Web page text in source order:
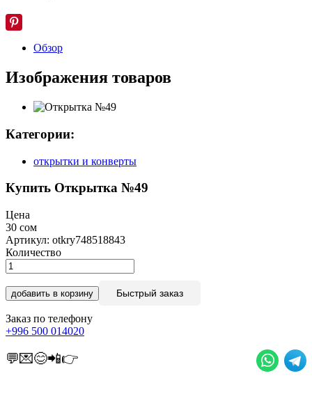
Обзор
Изображения товаров
Категории:
открытки и конверты
Купить Открытка №49
Цена
30 сом
Артикул: otkry748518843
Количество
добавить в корзину Быстрый заказ
Заказ по телефону
+996 500 014020
💬💌😊📲👉